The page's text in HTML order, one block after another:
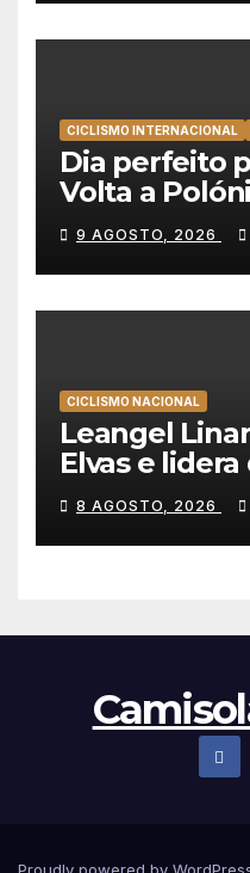
CICLISMO INTERNACIONAL
Dia perfeito
Volta a
vence
Brenner
favor
9 AGOSTO, 2026
CICLISMO NACIONAL
Leangel
Elvas e
Tavfer-Ovos
Mortágua
8 AGOSTO, 2026
Proudly powered by